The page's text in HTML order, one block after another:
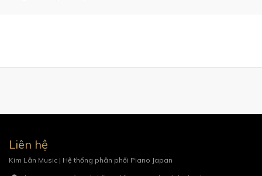
Liên hệ
Kim Lân Music | Hệ thống phân phối Piano Japan